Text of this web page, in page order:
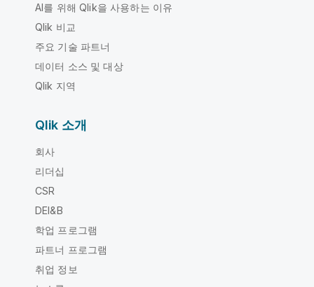
AI를 위해 Qlik을 사용하는 이유
Qlik 비교
주요 기술 파트너
데이터 소스 및 대상
Qlik 지역
Qlik 소개
회사
리더십
CSR
DEI&B
학업 프로그램
파트너 프로그램
취업 정보